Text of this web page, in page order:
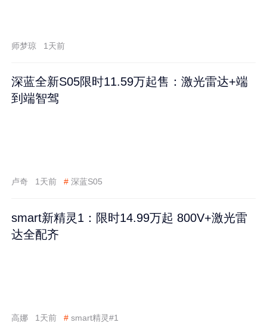
师梦琼 1天前
深蓝全新S05限时11.59万起售：激光雷达+端
到端智驾
卢奇 1天前 # 深蓝S05
smart新精灵1：限时14.99万起 800V+激光雷
达全配齐
高娜 1天前 # smart精灵#1